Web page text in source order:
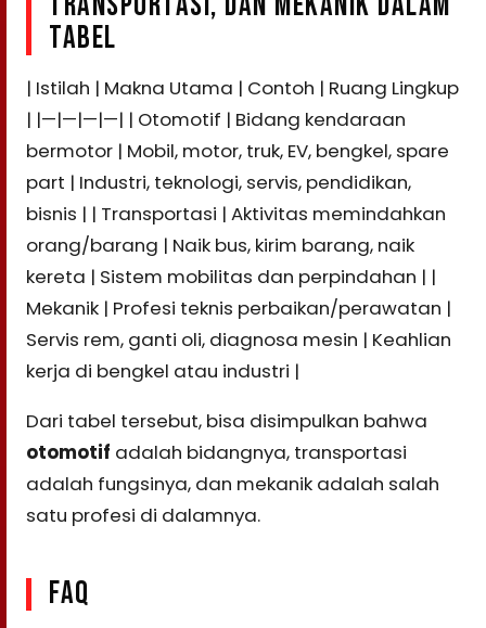
TABEL
| Istilah | Makna Utama | Contoh | Ruang Lingkup
| |—|—|—|—| | Otomotif | Bidang kendaraan
bermotor | Mobil, motor, truk, EV, bengkel, spare
part | Industri, teknologi, servis, pendidikan,
bisnis | | Transportasi | Aktivitas memindahkan
orang/barang | Naik bus, kirim barang, naik
kereta | Sistem mobilitas dan perpindahan | |
Mekanik | Profesi teknis perbaikan/perawatan |
Servis rem, ganti oli, diagnosa mesin | Keahlian
kerja di bengkel atau industri |
Dari tabel tersebut, bisa disimpulkan bahwa
otomotif adalah bidangnya, transportasi
adalah fungsinya, dan mekanik adalah salah
satu profesi di dalamnya.
FAQ